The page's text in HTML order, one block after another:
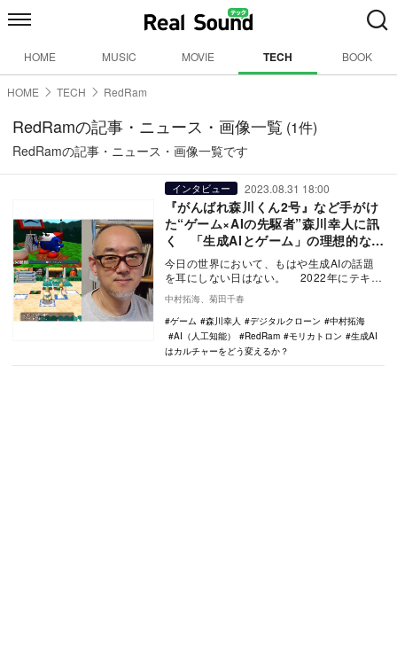
HOME MUSIC MOVIE TECH BOOK
HOME TECH RedRam
RedRamの記事・ニュース・画像一覧 (1件)
RedRamの記事・ニュース・画像一覧です
インタビュー 2023.08.31 18:00
『がんばれ森川くん2号』など手がけ
た“ゲーム×AIの先駆者”森川幸人に訊
く 「生成AIとゲーム」の理想的な関
係って？
今日の世界において、もはや生成AIの話題
を耳にしない日はない。 2022年にテキス
トから画像を生成するAI『Mid Jour…
中村拓海、菊田千春
ゲーム
森川幸人 デジタルクローン
中村拓海
AI（人工知能）
RedRam モリカトロン
生成AI
はカルチャーをどう変えるか？